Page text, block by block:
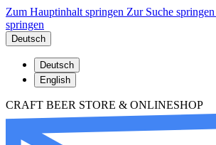
Zum Hauptinhalt springen Zur Suche springen
springen
Deutsch
Deutsch
English
CRAFT BEER STORE & ONLINESHOP